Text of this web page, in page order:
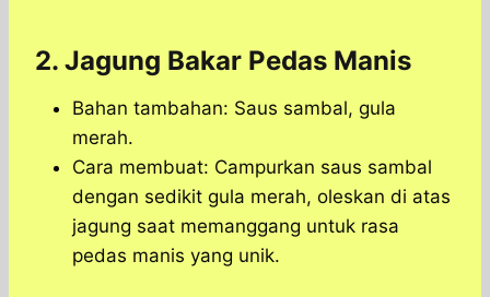
2. Jagung Bakar Pedas Manis
Bahan tambahan: Saus sambal, gula
merah.
Cara membuat: Campurkan saus sambal
dengan sedikit gula merah, oleskan di atas
jagung saat memanggang untuk rasa
pedas manis yang unik.